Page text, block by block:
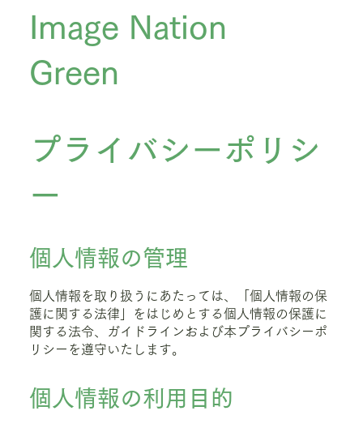
Image Nation
Green
プライバシーポリシ
ー
個人情報を取り扱うにあたっては、「個人情報の保
護に関する法律」をはじめとする個人情報の保護に
関する法令、ガイドラインおよび本プライバシーポ
リシーを遵守いたします。
個人情報の管理
個人情報の利用目的